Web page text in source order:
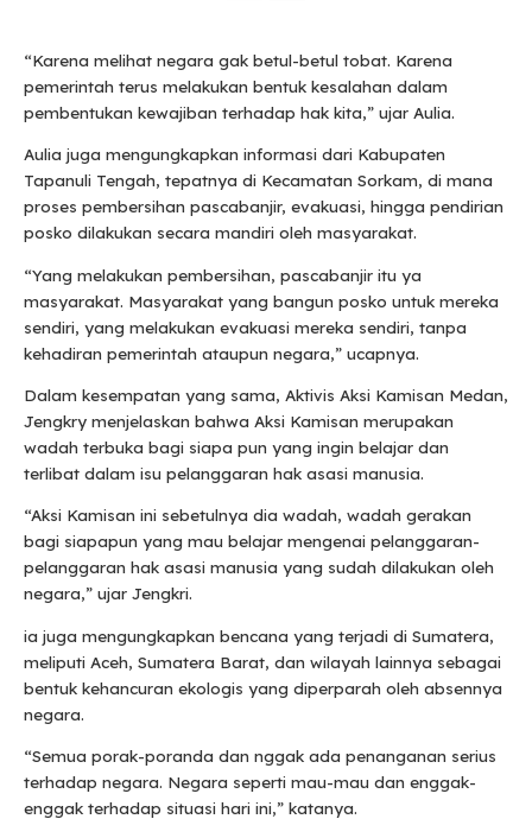
“Karena melihat negara gak betul-betul tobat. Karena
pemerintah terus melakukan bentuk kesalahan dalam
pembentukan kewajiban terhadap hak kita,” ujar Aulia.
Aulia juga mengungkapkan informasi dari Kabupaten
Tapanuli Tengah, tepatnya di Kecamatan Sorkam, di mana
proses pembersihan pascabanjir, evakuasi, hingga pendirian
posko dilakukan secara mandiri oleh masyarakat.
“Yang melakukan pembersihan, pascabanjir itu ya
masyarakat. Masyarakat yang bangun posko untuk mereka
sendiri, yang melakukan evakuasi mereka sendiri, tanpa
kehadiran pemerintah ataupun negara,” ucapnya.
Dalam kesempatan yang sama, Aktivis Aksi Kamisan Medan,
Jengkry menjelaskan bahwa Aksi Kamisan merupakan
wadah terbuka bagi siapa pun yang ingin belajar dan
terlibat dalam isu pelanggaran hak asasi manusia.
“Aksi Kamisan ini sebetulnya dia wadah, wadah gerakan
bagi siapapun yang mau belajar mengenai pelanggaran-
pelanggaran hak asasi manusia yang sudah dilakukan oleh
negara,” ujar Jengkri.
ia juga mengungkapkan bencana yang terjadi di Sumatera,
meliputi Aceh, Sumatera Barat, dan wilayah lainnya sebagai
bentuk kehancuran ekologis yang diperparah oleh absennya
negara.
“Semua porak-poranda dan nggak ada penanganan serius
terhadap negara. Negara seperti mau-mau dan enggak-
enggak terhadap situasi hari ini,” katanya.